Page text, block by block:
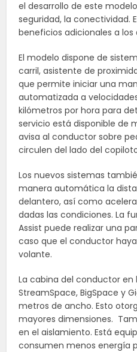
el desarrollo de este
seguridad, la conectividad.
beneficios adicionales a
El modelo dispone de
carril, asistente de
que permite iniciar una
automatizada a
kilómetros por hora para
servicio está disponible de
avisa al conductor sobre
circulen del lado del
Los nuevos sistemas
manera automática la
delantero, así como
dadas las condiciones. La
Assist puede realizar una
caso que el conductor
volante.
La cabina del conductor en
StreamSpace, BigSpace y
metros de ancho. Esto
mayores dimensiones.
en el aislamiento. Está
consumen menos energía